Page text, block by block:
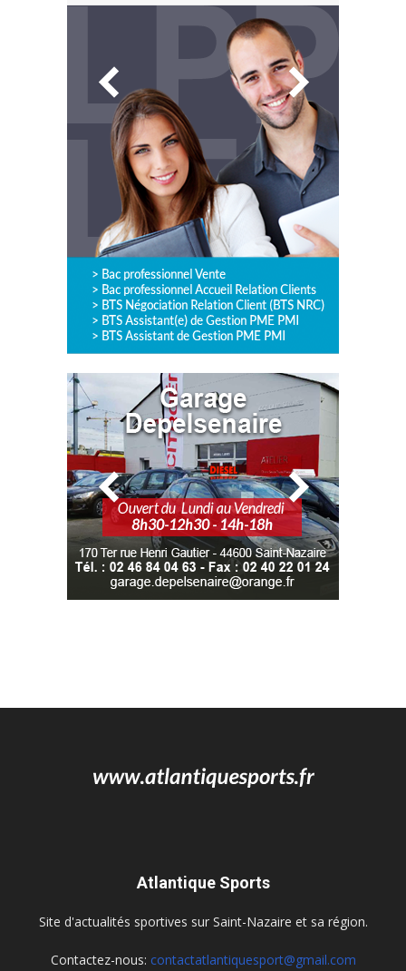
Atlantique Sports
Site d'actualités sportives sur Saint-Nazaire et sa région.
Contactez-nous: contactatlantiquesport@gmail.com